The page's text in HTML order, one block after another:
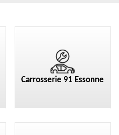
Carrosserie 91 Essonne